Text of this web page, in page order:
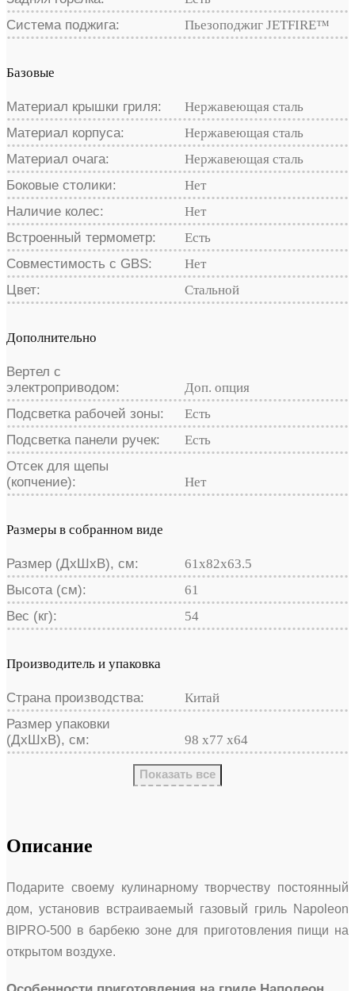
Система поджига:
Пьезоподжиг JETFIRE™
Базовые
Материал крышки гриля:
Нержавеющая сталь
Материал корпуса:
Нержавеющая сталь
Материал очага:
Нержавеющая сталь
Боковые столики:
Нет
Наличие колес:
Нет
Встроенный термометр:
Есть
Совместимость с GBS:
Нет
Цвет:
Стальной
Дополнительно
Вертел с
электроприводом:
Доп. опция
Подсветка рабочей зоны:
Есть
Подсветка панели ручек:
Есть
Отсек для щепы
(копчение):
Нет
Размеры в собранном виде
Размер (ДхШхВ), см:
61x82x63.5
Высота (см):
61
Вес (кг):
54
Производитель и упаковка
Страна производства:
Китай
Размер упаковки
(ДхШхВ), см:
98 х77 х64
Показать все
Описание
Подарите своему кулинарному творчеству постоянный
дом, установив встраиваемый газовый гриль Napoleon
BIPRO-500 в барбекю зоне для приготовления пищи на
открытом воздухе.